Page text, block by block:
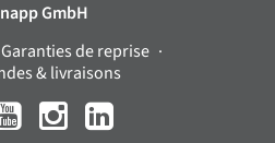
GmbH
Garanties de reprise
& livraisons